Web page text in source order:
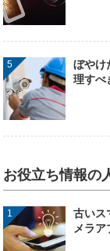
ぼやけ
理すべ
お役立ち情報の
古いス
メラ